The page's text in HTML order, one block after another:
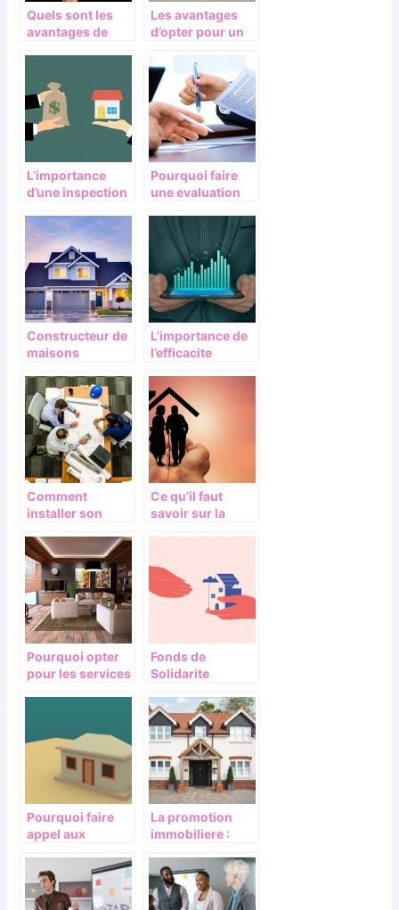
Quels sont les
avantages de
technologies
dans l’immobilier
Les avantages
d’opter pour un
immobilier
L’importance
d’une inspection
acheter un bien
Pourquoi faire
une evaluation
Constructeur de
maisons
PACA – Maisons
Number One
L’importance de
l’efficacite
Comment
installer son
Annecy
Ce qu’il faut
savoir sur la
Pourquoi opter
pour les services
Fonds de
Solidarite
Conditions,
Aides et
ressources
couverts
Pourquoi faire
appel aux
amenageur
foncier ou
lotisseur ?
La promotion
immobiliere :
de votre
investissement